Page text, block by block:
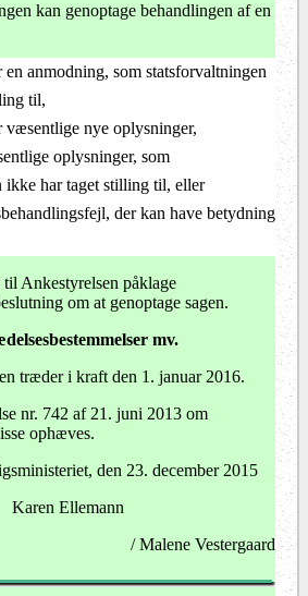
kan genoptage behandlingen af en
anmodning, som statsforvaltningen
til,
væsentlige nye oplysninger,
oplysninger, som
ikke har taget stilling til, eller
der kan have betydning
Ankestyrelsen påklage
om at genoptage sagen.
mv.
træder i kraft den 1. januar 2016.
nr. 742 af 21. juni 2013 om
ophæves.
den 23. december 2015
Karen Ellemann
/ Malene Vestergaard